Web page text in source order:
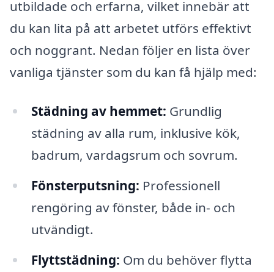
utbildade och erfarna, vilket innebär att
du kan lita på att arbetet utförs effektivt
och noggrant. Nedan följer en lista över
vanliga tjänster som du kan få hjälp med:
Städning av hemmet: Grundlig
städning av alla rum, inklusive kök,
badrum, vardagsrum och sovrum.
Fönsterputsning: Professionell
rengöring av fönster, både in- och
utvändigt.
Flyttstädning: Om du behöver flytta